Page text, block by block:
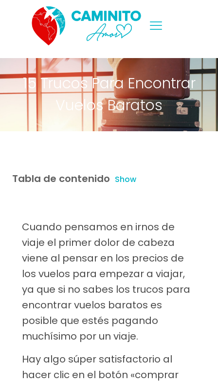
15 Trucos Para Encontrar
Vuelos Baratos
Tabla de contenido Show
Cuando pensamos en irnos de
viaje el primer dolor de cabeza
viene al pensar en los precios de
los vuelos para empezar a viajar,
ya que si no sabes los trucos para
encontrar vuelos baratos es
posible que estés pagando
muchísimo por un viaje.
Hay algo súper satisfactorio al
hacer clic en el botón «comprar